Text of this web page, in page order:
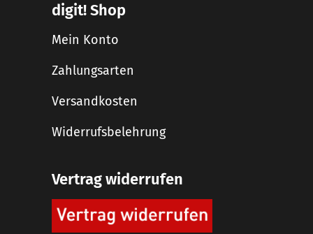
digit! Shop
Mein Konto
Zahlungsarten
Versandkosten
Widerrufsbelehrung
Vertrag widerrufen